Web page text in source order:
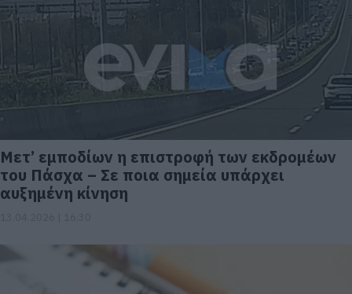
Μετ’ εμποδίων η επιστροφή των εκδρομέων
του Πάσχα – Σε ποια σημεία υπάρχει
αυξημένη κίνηση